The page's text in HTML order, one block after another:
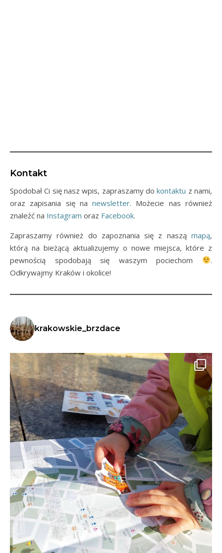
Kontakt
Spodobał Ci się nasz wpis, zapraszamy dokontaktu z nami,
oraz zapisania się nanewsletter. Możecie nas również
znaleźć na Instagram oraz Facebook.
Zapraszamy również do zapoznania się z naszą mapą,
którą na bieżącą aktualizujemy o nowe miejsca, które z
pewnością spodobają się waszym pociechom
.
Odkrywajmy Kraków i okolice!
krakowskie_brzdace